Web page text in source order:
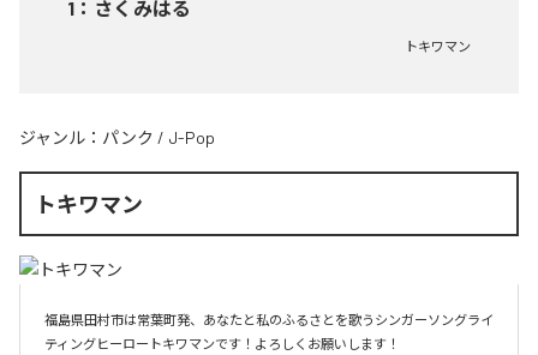
1 ： さくみはる
トキワマン
ジャンル： パンク / J-Pop
トキワマン
福島県田村市は常葉町発、あなたと私のふるさとを歌うシンガーソングライ
ティングヒーロートキワマンです！よろしくお願いします！